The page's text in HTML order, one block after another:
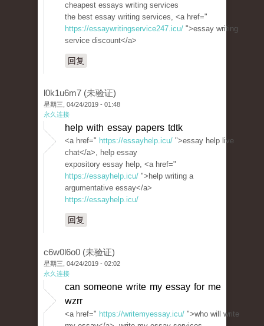
cheapest essays writing services
the best essay writing services, <a href="
https://essaywritingservice247.icu/ ">essay writing
service discount</a>
回复
l0k1u6m7 (未验证)
星期三, 04/24/2019 - 01:48
永久连接
help with essay papers tdtk
<a href=" https://essayhelp.icu/ ">essay help live
chat</a>, help essay
expository essay help, <a href="
https://essayhelp.icu/ ">help writing a
argumentative essay</a>
https://essayhelp.icu/
回复
c6w0l6o0 (未验证)
星期三, 04/24/2019 - 02:02
永久连接
can someone write my essay for me
wzrr
<a href=" https://writemyessay.icu/ ">who will write